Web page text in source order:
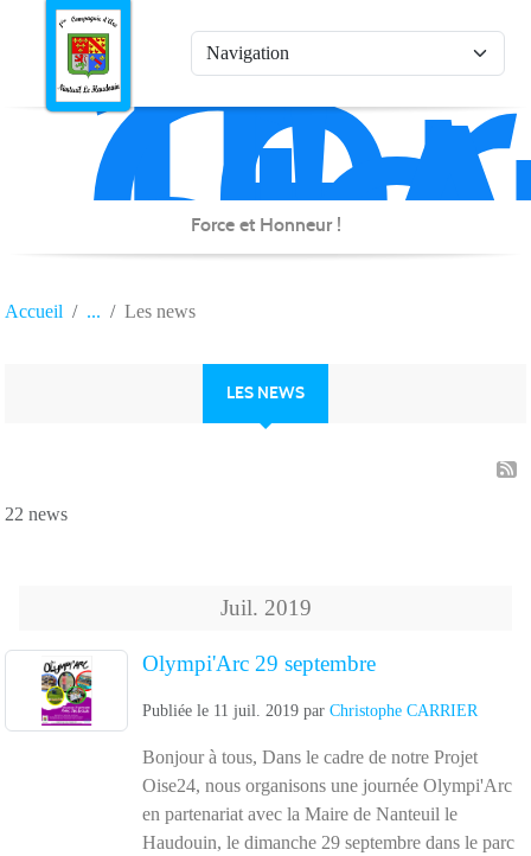
de
Force et Honneur !
Accueil Les news
LES NEWS
22 news
Juil. 2019
Olympi'Arc 29 septembre
Publiée le 11 juil. 2019 par Christophe CARRIER
Bonjour à tous, Dans le cadre de notre Projet
Oise24, nous organisons une journée Olympi'Arc
en partenariat avec la Maire de Nanteuil le
Haudouin, le dimanche 29 septembre dans le parc
Panneau de gestion des cookies